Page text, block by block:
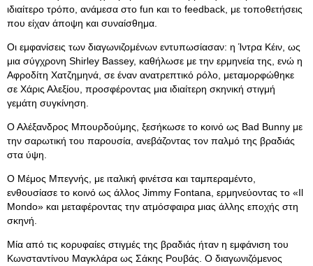
ιδιαίτερο τρόπο, ανάμεσα στο fun και το feedback, με τοποθετήσεις
που είχαν άποψη και συναίσθημα.
Οι εμφανίσεις των διαγωνιζομένων εντυπωσίασαν: η Ίντρα Κέιν, ως
μια σύγχρονη Shirley Bassey, καθήλωσε με την ερμηνεία της, ενώ η
Αφροδίτη Χατζημηνά, σε έναν ανατρεπτικό ρόλο, μεταμορφώθηκε
σε Χάρις Αλεξίου, προσφέροντας μια ιδιαίτερη σκηνική στιγμή
γεμάτη συγκίνηση.
Ο Αλέξανδρος Μπουρδούμης, ξεσήκωσε το κοινό ως Bad Bunny με
την σαρωτική του παρουσία, ανεβάζοντας τον παλμό της βραδιάς
στα ύψη.
Ο Μέμος Μπεγνής, με ιταλική φινέτσα και ταμπεραμέντο,
ενθουσίασε το κοινό ως άλλος Jimmy Fontana, ερμηνεύοντας το «Il
Mondo» και μεταφέροντας την ατμόσφαιρα μιας άλλης εποχής στη
σκηνή.
Μία από τις κορυφαίες στιγμές της βραδιάς ήταν η εμφάνιση του
Κωνσταντίνου Μαγκλάρα ως Σάκης Ρουβάς. Ο διαγωνιζόμενος